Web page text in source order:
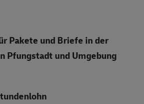
Pakete und Briefe in der
Pfungstadt und Umgebung